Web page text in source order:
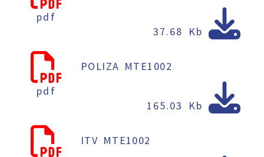
pdf
37.68 Kb
pdf
POLIZA MTE1002
165.03 Kb
ITV MTE1002